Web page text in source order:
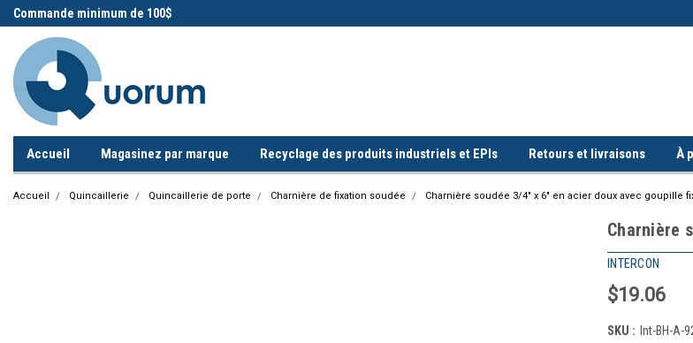
Commande minimum de 100$ Commande
Accueil Magasinez par marque Recyclage des produits industriels et EPIs Retours et livraisons À
Accueil Quincaillerie Quincaillerie de porte Charnière de fixation soudée Charnière soudée 3/4" x 6" en acier doux avec goupille
Charnière
INTERCON
$19.06
SKU : Int-BH-A-